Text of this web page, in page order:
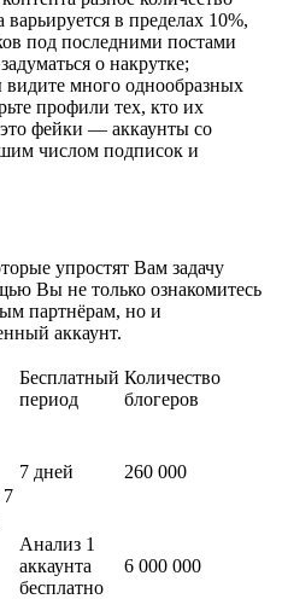
в пределах 10%,
под последними постами
о накрутке;
много однообразных
профили тех, кто их
это фейки — аккаунты со
числом подписок и
упростят Вам задачу
Вы не только ознакомитесь
партнёрам, но и
аккаунт.
Бесплатный
период
Количество
блогеров
7
7 дней 260 000
Анализ 1
аккаунта
бесплатно
6 000 000